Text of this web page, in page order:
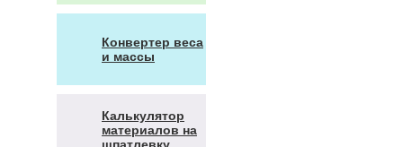
Конвертер веса
и массы
Калькулятор
материалов на